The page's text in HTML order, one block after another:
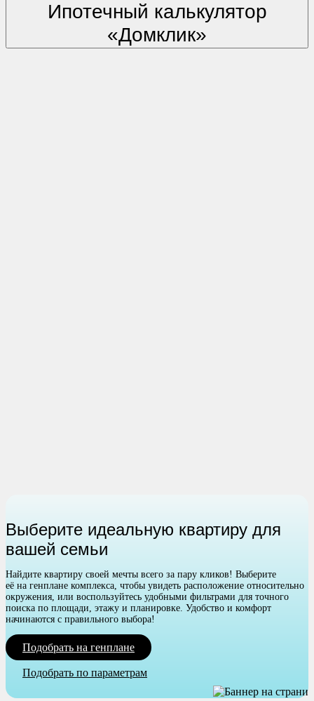
Ипотечный калькулятор
«Домклик»
Выберите идеальную квартиру для
вашей семьи
Найдите квартиру своей мечты всего за пару кликов! Выберите
её на генплане комплекса, чтобы увидеть расположение относительно
окружения, или воспользуйтесь удобными фильтрами для точного
поиска по площади, этажу и планировке. Удобство и комфорт
начинаются с правильного выбора!
Подобрать на генплане
Подобрать по параметрам